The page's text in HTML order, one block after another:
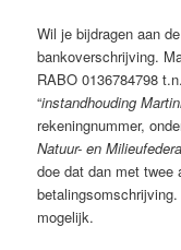
Wil je bijdragen aan
bankoverschrijving.
RABO 0136784798
“instandhouding
rekeningnummer,
Natuur- en
doe dat dan met twee
mogelijk.